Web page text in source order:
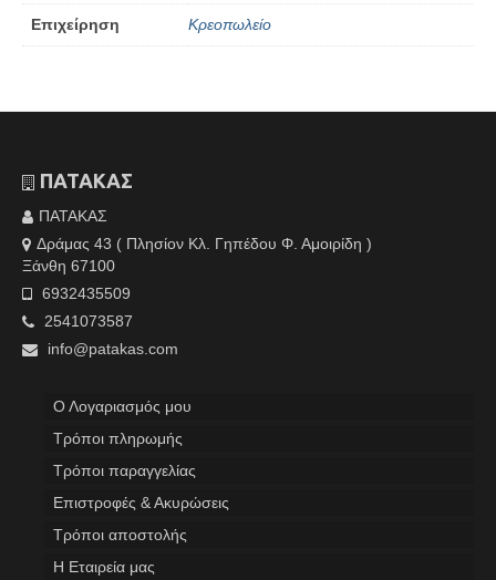
Επιχείρηση Κρεοπωλείο
ΠΑΤΑΚΑΣ
ΠΑΤΑΚΑΣ
Δράμας 43 ( Πλησίον Κλ. Γηπέδου Φ. Αμοιρίδη )
Ξάνθη 67100
6932435509
2541073587
info@patakas.com
Ο Λογαριασμός μου
Tρόποι πληρωμής
Τρόποι παραγγελίας
Επιστροφές & Ακυρώσεις
Τρόποι αποστολής
Η Εταιρεία μας